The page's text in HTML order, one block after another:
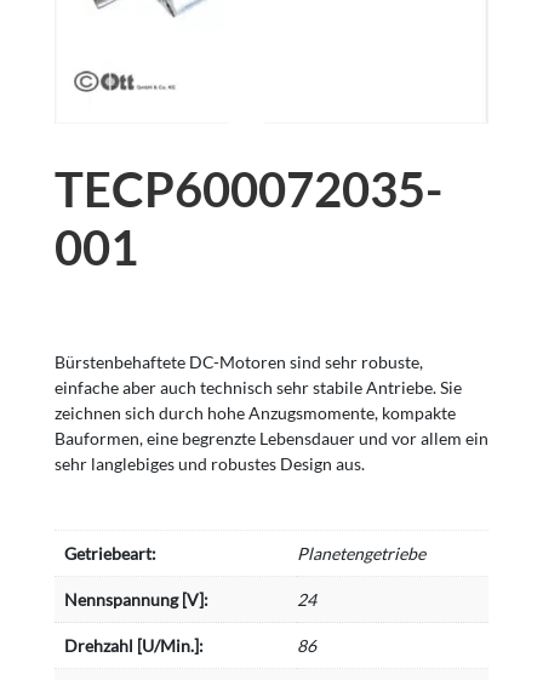
TECP600072035-
001
Bürstenbehaftete DC-Motoren sind sehr robuste,
einfache aber auch technisch sehr stabile Antriebe. Sie
zeichnen sich durch hohe Anzugsmomente, kompakte
Bauformen, eine begrenzte Lebensdauer und vor allem ein
sehr langlebiges und robustes Design aus.
Getriebeart: Planetengetriebe
Nennspannung [V]: 24
Drehzahl [U/Min.]: 86